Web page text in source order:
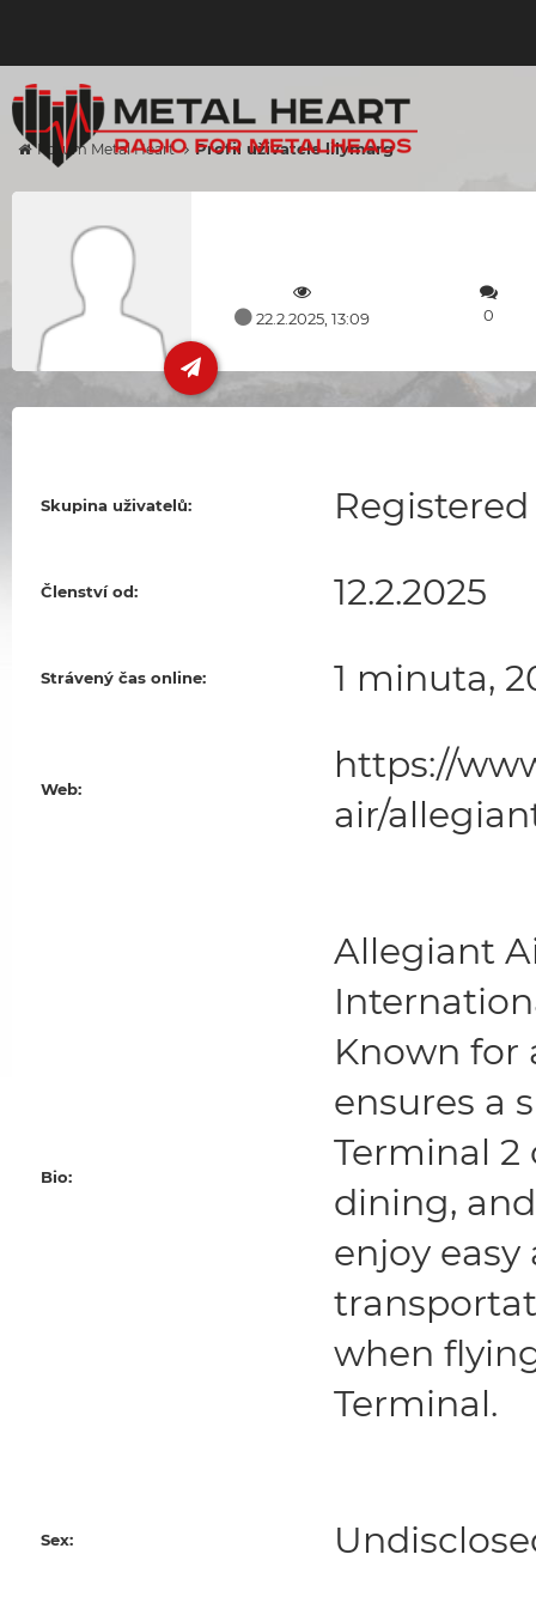
Forum Metal Heart Profil uživatele lilymarg
22.2.2025, 13:09 0
Skupina uživatelů: Registered
Členství od: 12.2.2025
Strávený čas online: 1 minuta,
Web:
https://
air/
Bio:
Allegiant
Known for
ensures a
Terminal 2
dining,
enjoy
when
Terminal.
Sex: